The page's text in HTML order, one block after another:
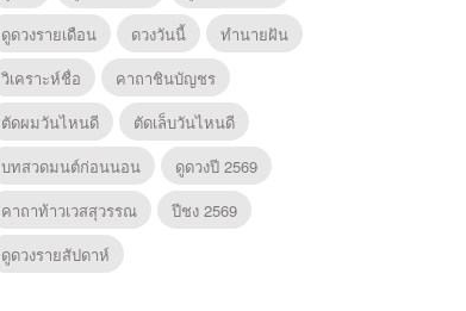
ดูดวงรายเดือน
ดวงวันนี้
ทํานายฝัน
วิเคราะห์ชื่อ
คาถาชินบัญชร
ตัดผมวันไหนดี
ตัดเล็บวันไหนดี
บทสวดมนต์ก่อนนอน
ดูดวงปี 2569
คาถาท้าวเวสสุวรรณ
ปีชง 2569
ดูดวงรายสัปดาห์